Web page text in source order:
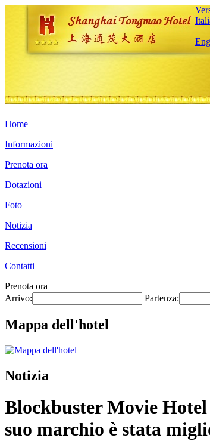
Home
Informazioni
Prenota ora
Dotazioni
Foto
Notizia
Recensioni
Contatti
Prenota ora
Arrivo:
Partenza:
Mappa dell'hotel
Notizia
Blockbuster Movie
suo marchio è stata